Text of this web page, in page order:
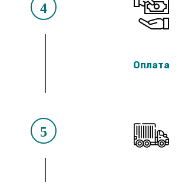
4
Оплата
5